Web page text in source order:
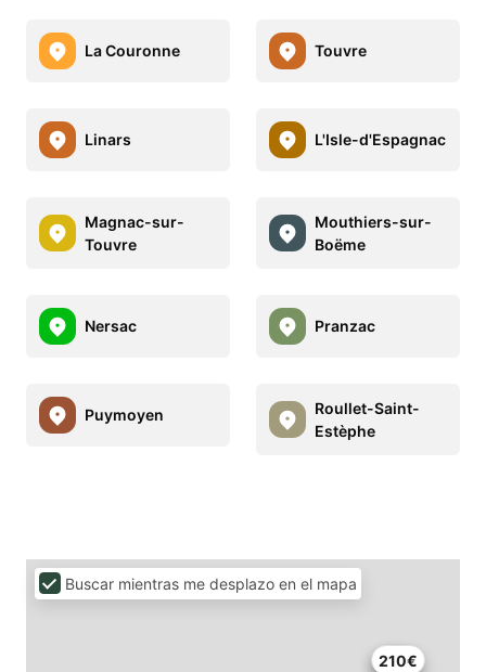
La Couronne Touvre
Linars L'Isle-d'Espagnac
Magnac-sur-
Touvre
Mouthiers-sur-
Boëme
Nersac Pranzac
Puymoyen
Roullet-Saint-
Estèphe
72€
210€
Buscar mientras me desplazo en el mapa